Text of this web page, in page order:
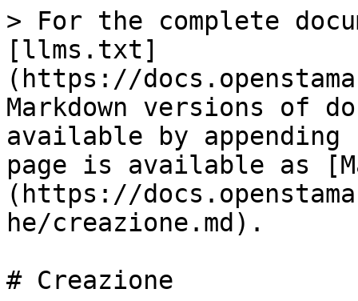
> For the complete
[llms.txt]
(https://
Markdown versions of
available by
page is available as
(https://
he/creazione.md).
# Creazione